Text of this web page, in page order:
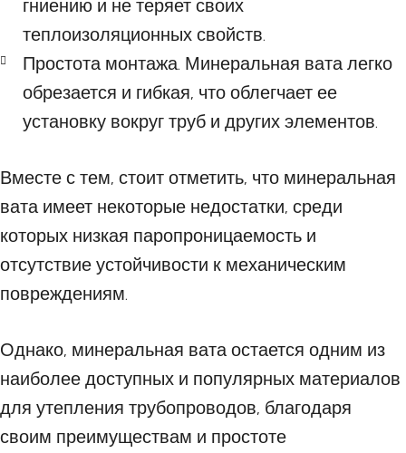
гниению и не теряет своих
теплоизоляционных свойств.
Простота монтажа. Минеральная вата легко
обрезается и гибкая, что облегчает ее
установку вокруг труб и других элементов.
Вместе с тем, стоит отметить, что минеральная
вата имеет некоторые недостатки, среди
которых низкая паропроницаемость и
отсутствие устойчивости к механическим
повреждениям.
Однако, минеральная вата остается одним из
наиболее доступных и популярных материалов
для утепления трубопроводов, благодаря
своим преимуществам и простоте